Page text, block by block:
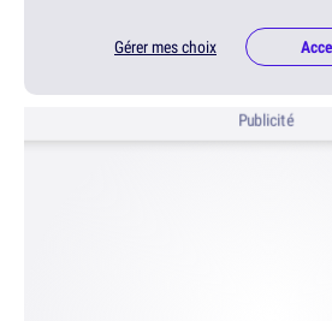
Gérer mes choix
Publicité